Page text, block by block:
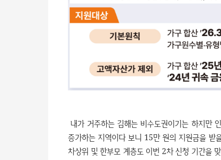
내가 거주하는 김해는 비수도권이기는 하지만
증가하는 지역이다 보니 15만 원의 지원금을
차상위 및 한부모 계층도 이번 2차 신청 기간을